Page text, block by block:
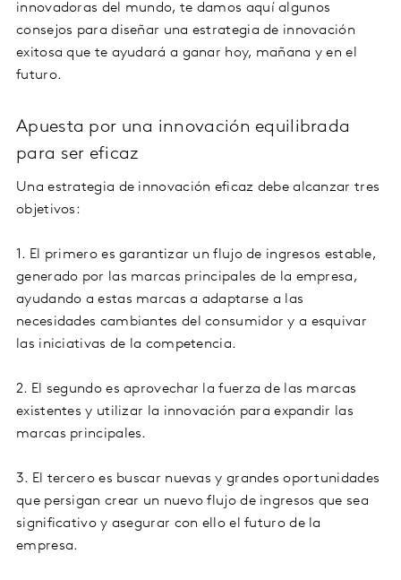
innovadoras del mundo, te damos aquí algunos
consejos para diseñar una estrategia de innovación
exitosa que te ayudará a ganar hoy, mañana y en el
futuro.
Apuesta por una innovación equilibrada
para ser eficaz
Una estrategia de innovación eficaz debe alcanzar tres
objetivos:
1. El primero es garantizar un flujo de ingresos estable,
generado por las marcas principales de la empresa,
ayudando a estas marcas a adaptarse a las
necesidades cambiantes del consumidor y a esquivar
las iniciativas de la competencia.
2. El segundo es aprovechar la fuerza de las marcas
existentes y utilizar la innovación para expandir las
marcas principales.
3. El tercero es buscar nuevas y grandes oportunidades
que persigan crear un nuevo flujo de ingresos que sea
significativo y asegurar con ello el futuro de la
empresa.